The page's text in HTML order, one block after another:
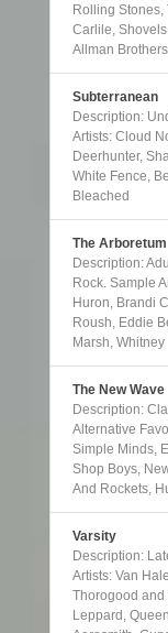
Rolling Stones,
Carlile,
Allman
Subterranean
Description:
Artists: Cloud
Deerhunter,
White Fence,
Bleached
The Arboretum
Description:
Rock. Sample
Huron, Brandi
Roush, Eddie
Marsh, Whitney
The New Wave
Description:
Alternative
Simple Minds,
Shop Boys,
And Rockets,
Varsity
Description:
Artists: Van
Thorogood and
Leppard,